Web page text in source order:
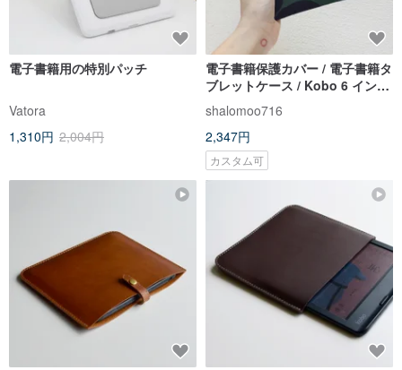
電子書籍用の特別パッチ
Vatora
1,310円 2,004円
電子書籍保護カバー / 電子書籍タ
ブレットケース / Kobo 6 インチ
保護カバー / タブレット保護カバ
ー / リーダーケース
shalomoo716
2,347円
カスタム可